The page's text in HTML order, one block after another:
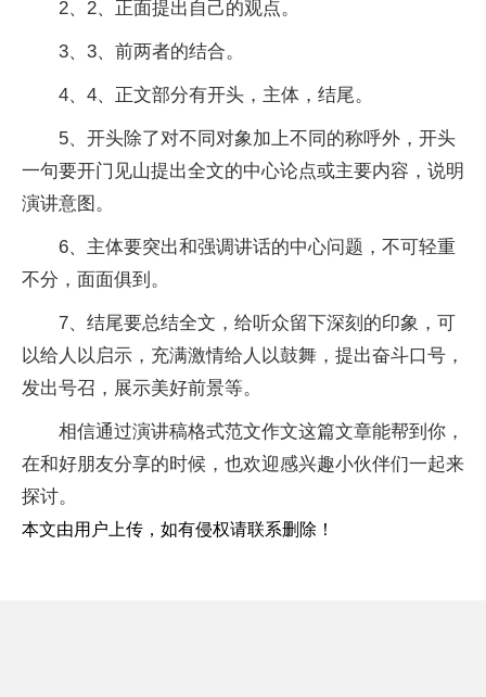
2、2、正面提出自己的观点。
3、3、前两者的结合。
4、4、正文部分有开头，主体，结尾。
5、开头除了对不同对象加上不同的称呼外，开头
一句要开门见山提出全文的中心论点或主要内容，说明
演讲意图。
6、主体要突出和强调讲话的中心问题，不可轻重
不分，面面俱到。
7、结尾要总结全文，给听众留下深刻的印象，可
以给人以启示，充满激情给人以鼓舞，提出奋斗口号，
发出号召，展示美好前景等。
相信通过演讲稿格式范文作文这篇文章能帮到你，
在和好朋友分享的时候，也欢迎感兴趣小伙伴们一起来
探讨。
本文由用户上传，如有侵权请联系删除！